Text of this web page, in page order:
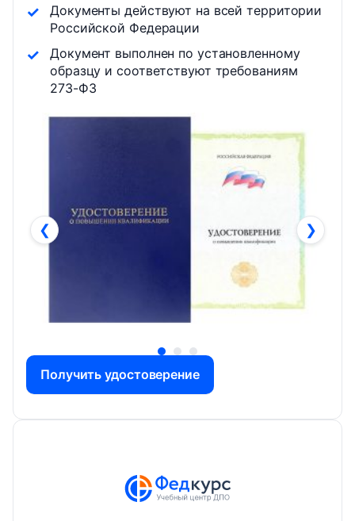
Документы действуют на всей территории
Российской Федерации
Документ выполнен по установленному
образцу и соответствуют требованиям
273-ФЗ
❮ ❯
Получить удостоверение